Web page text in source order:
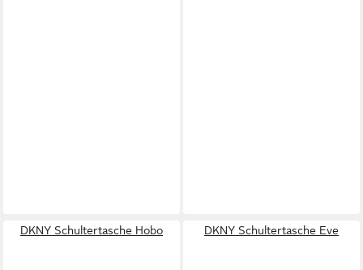
DKNY Schultertasche Hobo DKNY Schultertasche Eve